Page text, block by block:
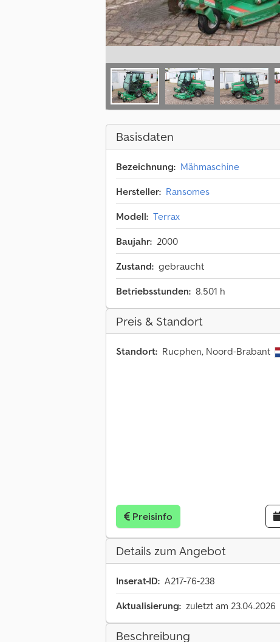
Basisdaten
Bezeichnung: Mähmaschine
Hersteller: Ransomes
Modell: Terrax
Baujahr: 2000
Zustand: gebraucht
Betriebsstunden: 8.501 h
Preis & Standort
Standort: Rucphen, Noord-Brabant
Preisinfo
Details zum Angebot
Inserat-ID: A217-76-238
Aktualisierung: zuletzt am 23.04.2026
Beschreibung